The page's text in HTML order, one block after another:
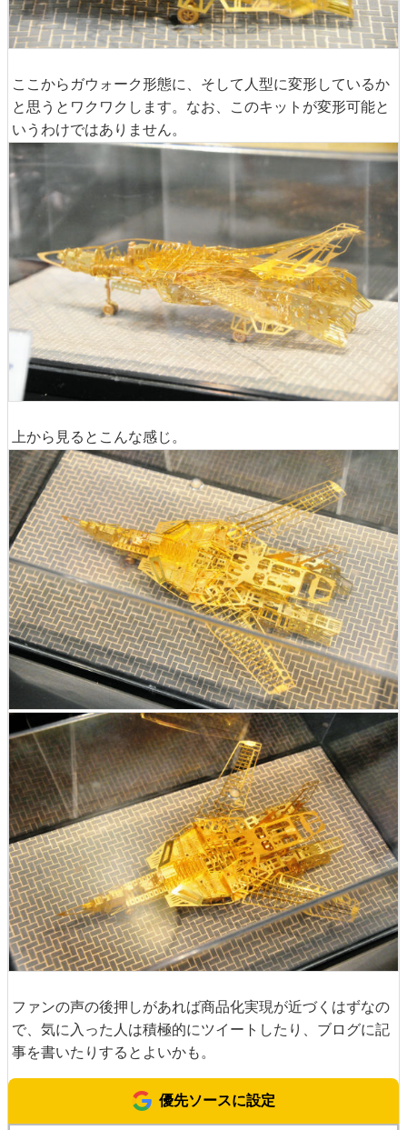
ここからガウォーク形態に、そして人型に変形しているか
と思うとワクワクします。なお、このキットが変形可能と
いうわけではありません。
上から見るとこんな感じ。
ファンの声の後押しがあれば商品化実現が近づくはずなの
で、気に入った人は積極的にツイートしたり、ブログに記
事を書いたりするとよいかも。
優先ソースに設定